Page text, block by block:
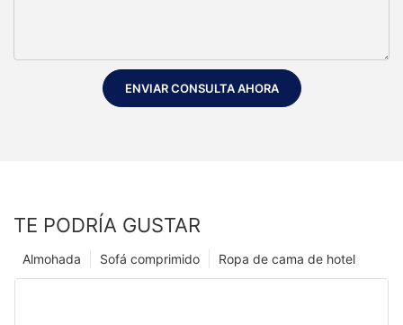
ENVIAR CONSULTA AHORA
TE PODRÍA GUSTAR
Ropa de cama de hotel
Sofá comprimido
Almohada